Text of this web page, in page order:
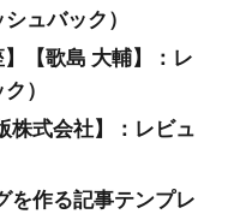
ュバック）
【歌島 大輔】：レ
）
株式会社】：レビュ
を作る記事テンプレ